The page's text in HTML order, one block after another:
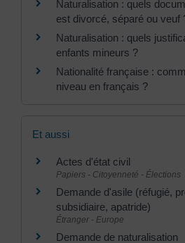
Naturalisation : quels
est divorcé, séparé ou veuf
Naturalisation : quels
enfants mineurs ?
Nationalité française :
niveau en français ?
Et aussi
Actes d'état civil
Papiers - Citoyenneté - Élections
Demande d'asile (réfugié,
subsidiaire, apatride)
Étranger - Europe
Demande de naturalisation